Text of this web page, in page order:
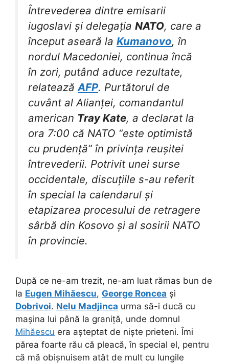
Întrevederea dintre emisarii
iugoslavi și delegația NATO, care a
început aseară la Kumanovo, în
nordul Macedoniei, continua încă
în zori, putând aduce rezultate,
relateazăAFP. Purtătorul de
cuvânt al Alianței, comandantul
american Tray Kate, a declarat la
ora 7:00 că NATO “este optimistă
cu prudență” în privința reușitei
întrevederii. Potrivit unei surse
occidentale, discuțiile s-au referit
în special la calendarul și
etapizarea procesului de retragere
sârbă din Kosovo și al sosirii NATO
în provincie.
După ce ne-am trezit, ne-am luat rămas bun de
la Eugen Mihăescu, George Roncea și
Dobrivoi. Nelu Madjinca urma să-i ducă cu
mașina lui până la graniță, unde domnul
Mihăescu era așteptat de niște prieteni. Îmi
părea foarte rău că pleacă, în special el, pentru
că mă obișnuisem atât de mult cu lungile